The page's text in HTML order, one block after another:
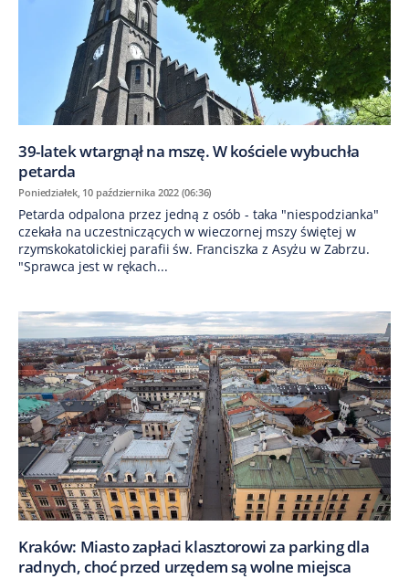
39-latek wtargnął na mszę. W kościele wybuchła
petarda
Poniedziałek, 10 października 2022 (06:36)
Petarda odpalona przez jedną z osób - taka "niespodzianka"
czekała na uczestniczących w wieczornej mszy świętej w
rzymskokatolickiej parafii św. Franciszka z Asyżu w Zabrzu.
"Sprawca jest w rękach...
Kraków: Miasto zapłaci klasztorowi za parking dla
radnych, choć przed urzędem są wolne miejsca